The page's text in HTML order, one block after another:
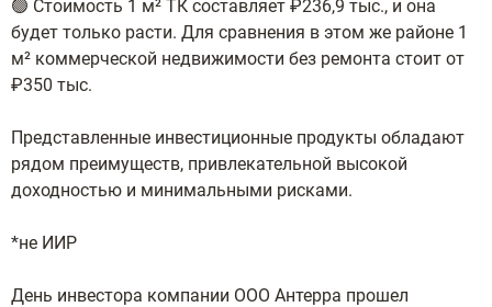
🟢 Стоимость 1 м² ТК составляет ₽236,9 тыс., и она
будет только расти. Для сравнения в этом же районе 1
м² коммерческой недвижимости без ремонта стоит от
₽350 тыс.
Представленные инвестиционные продукты обладают
рядом преимуществ, привлекательной высокой
доходностью и минимальными рисками.
*не ИИР
День инвестора компании ООО Антерра прошел